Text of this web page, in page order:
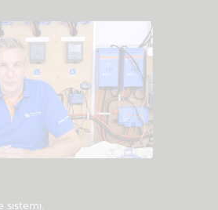
sistemi.